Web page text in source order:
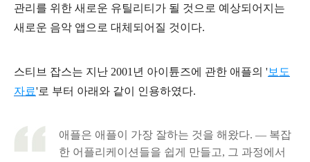
관리를 위한 새로운 유틸리티가 될 것으로 예상되어지는
새로운 음악 앱으로 대체되어질 것이다.
스티브 잡스는 지난 2001년 아이튠즈에 관한 애플의 '보도
자료'로 부터 아래와 같이 인용하였다.
애플은 애플이 가장 잘하는 것을 해왔다. — 복잡
한 어플리케이션들을 쉽게 만들고, 그 과정에서